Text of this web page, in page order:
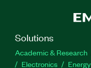
Solutions
Academic & Research
Electronics
Energy